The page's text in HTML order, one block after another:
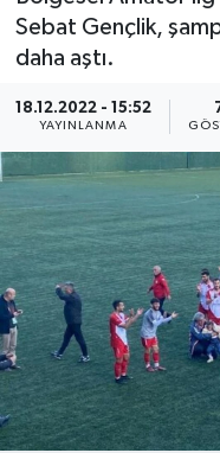
Sebat Gençlik,
daha aştı.
18.12.2022 - 15:52
YAYINLANMA